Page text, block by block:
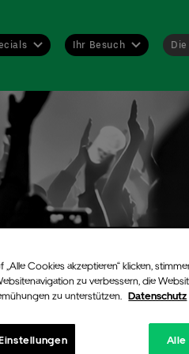
Ihr Besuch
„Alle Cookies akzeptieren“ klicken,
zu verbessern, die
zu unterstützen.
Datenschutz
Alle